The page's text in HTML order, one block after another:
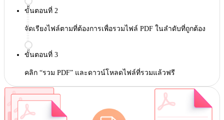
ขั้นตอนที่ 2
จัดเรียงไฟล์ตามที่ต้องการเพื่อรวมไฟล์ PDF ในลำดับที่ถูกต้อง
ขั้นตอนที่ 3
คลิก “รวม PDF” และดาวน์โหลดไฟล์ที่รวมแล้วฟรี